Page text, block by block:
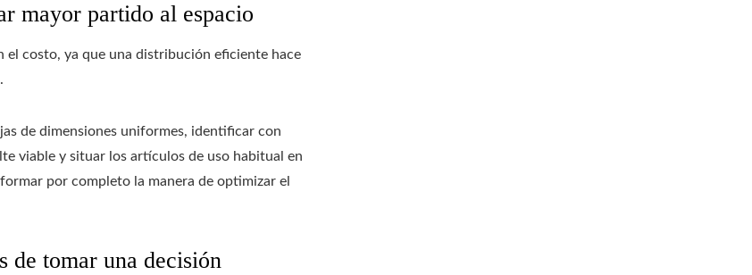
mayor partido al espacio
el costo, ya que una distribución eficiente hace
de dimensiones uniformes, identificar con
viable y situar los artículos de uso habitual en
por completo la manera de optimizar el
de tomar una decisión